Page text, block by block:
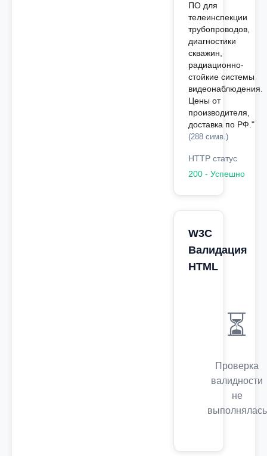
ПО для
телеинспекции
трубопроводов,
диагностики
скважин,
радиационно-
стойкие системы
видеонаблюдения.
Цены от
производителя,
доставка по РФ."
(288 симв.)
HTTP статус
200 - Успешно
W3C
Валидация
HTML
⏳
Проверка
валидности
не
выполнялась